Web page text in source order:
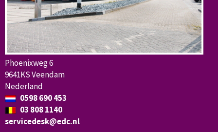
Phoenixweg 6
9641KS Veendam
Nederland
0598 690 453
03 808 1140
servicedesk@edc.nl